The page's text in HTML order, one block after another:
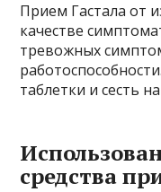
Прием Гастала от
качестве
тревожных
таблетки и сесть
средства